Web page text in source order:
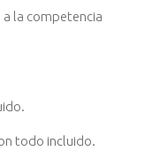
a la competencia
todo incluido.